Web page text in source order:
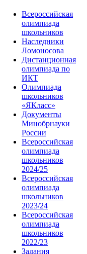
Всероссийская
олимпиада
школьников
Наследники
Ломоносова
Дистанционная
олимпиада по
ИКТ
Олимпиада
школьников
«ЯКласс»
Документы
Минобрнауки
России
Всероссийская
олимпиада
школьников
2024/25
Всероссийская
олимпиада
школьников
2023/24
Всероссийская
олимпиада
школьников
2022/23
Задания